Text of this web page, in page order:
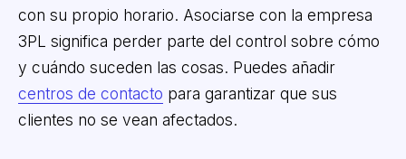
con su propio horario. Asociarse con la empresa
3PL significa perder parte del control sobre cómo
y cuándo suceden las cosas. Puedes añadir
centros de contacto para garantizar que sus
clientes no se vean afectados.